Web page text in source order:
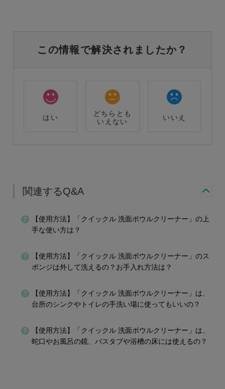
この情報で解決されましたか？
はい
どちらとも
いえない
いいえ
関連するQ&A
【使用方法】「クイックル 洗面ボウルクリーナー」の上
手な使い方は？
【使用方法】「クイックル 洗面ボウルクリーナー」のス
ポンジは外して洗えるの？お手入れ方法は？
【使用方法】「クイックル 洗面ボウルクリーナー」は、
台所のシンクやトイレの手洗い場に使ってもいいの？
【使用方法】「クイックル 洗面ボウルクリーナー」は、
蛇口やお風呂の鏡、バスタブや浴槽の床には使えるの？